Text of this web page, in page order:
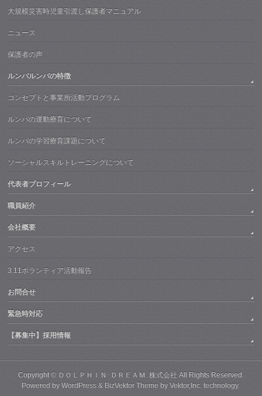
大規模災害時児童引渡し保護者マニュアル
ニュース
保護者の声
ルンバルンバの特徴
コンセプトと事業所活動プログラム
ルンバの運動療育について
ルンバの学習療育課題について
ソーシャルスキルトレーニングについて
代表者プロフィール
職員紹介
会社概要
アクセス
3.11ボランティア活動報告
お問合せ
緊急時対応
【募集中】採用情報
Copyright © ＤＯＬＰＨＩＮ･ＤＲＥＡＭ. 株式会社All Rights Reserved.
Powered byWordPress & BizVektor Theme by Vektor,Inc. technology.